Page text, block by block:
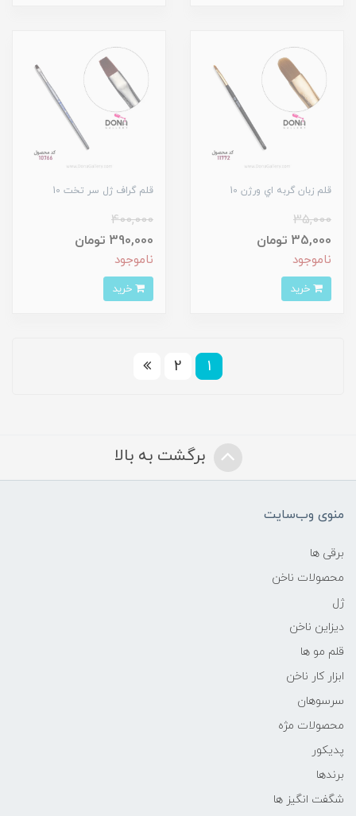
قلم زبان گربه اي ورژن 10
35,000
35,000 تومان
ناموجود
قلم گراف ژل سر تخت 10
400,000
390,000 تومان
ناموجود
1
2
برگشت به بالا
منوی وب‌سایت
برقی ها
محصولات ناخن
ژل
دیزاین ناخن
قلم مو ها
ابزار کار ناخن
سرسوهان
محصولات مژه
پدیکور
برندها
شگفت انگیز ها